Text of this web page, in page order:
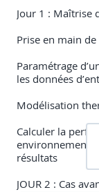
Jour 1 : Maîtrise
Prise en main de
Paramétrage
les données
Modélisation
Calculer la
résultats
JOUR 2 : Cas